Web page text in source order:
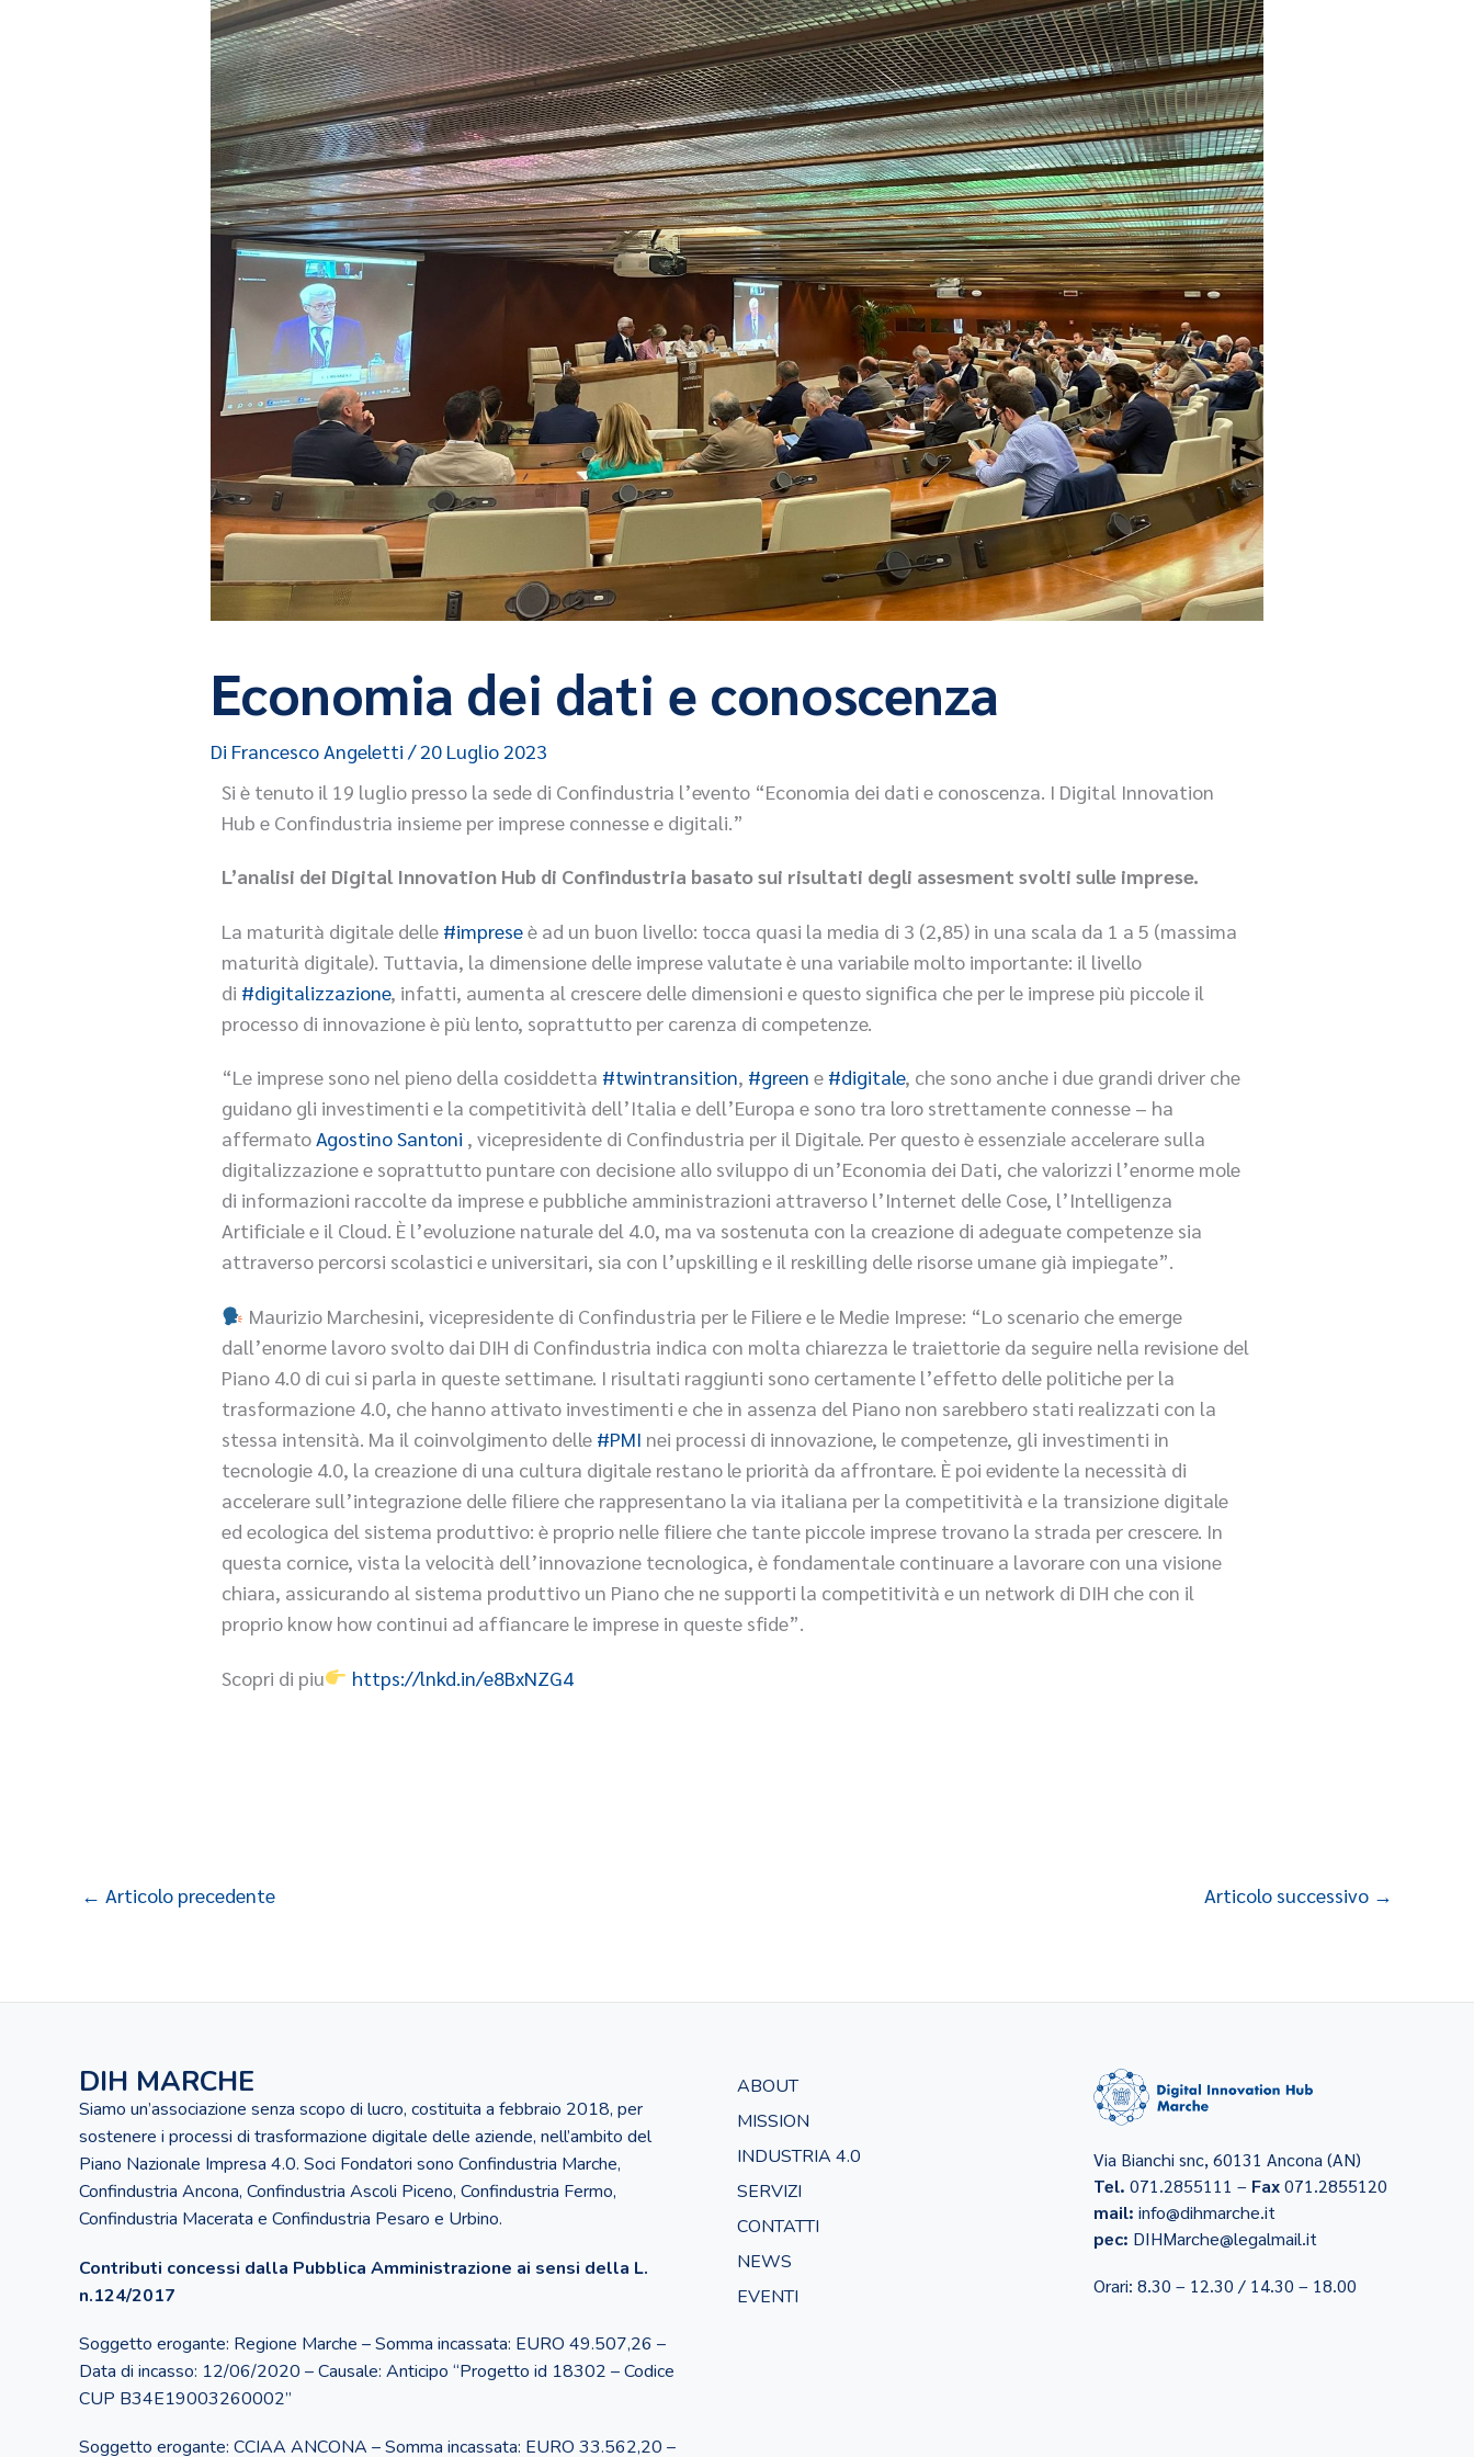
Economia dei dati e conoscenza
Di Francesco Angeletti/20 Luglio 2023
Si è tenuto il 19 luglio presso la sede di Confindustria l’evento “Economia dei dati e conoscenza. I Digital Innovation
Hub e Confindustria insieme per imprese connesse e digitali.”
L’analisi dei Digital Innovation Hub di Confindustria basato sui risultati degli assesment svolti sulle imprese.
La maturità digitale delle #impreseè ad un buon livello: tocca quasi la media di 3 (2,85) in una scala da 1 a 5 (massima
maturità digitale). Tuttavia, la dimensione delle imprese valutate è una variabile molto importante: il livello
di #digitalizzazione, infatti, aumenta al crescere delle dimensioni e questo significa che per le imprese più piccole il
processo di innovazione è più lento, soprattutto per carenza di competenze.
“Le imprese sono nel pieno della cosiddetta #twintransition, #green e #digitale, che sono anche i due grandi driver che
guidano gli investimenti e la competitività dell’Italia e dell’Europa e sono tra loro strettamente connesse – ha
affermatoAgostino Santoni , vicepresidente di Confindustria per il Digitale. Per questo è essenziale accelerare sulla
digitalizzazione e soprattutto puntare con decisione allo sviluppo di un’Economia dei Dati, che valorizzi l’enorme mole
di informazioni raccolte da imprese e pubbliche amministrazioni attraverso l’Internet delle Cose, l’Intelligenza
Artificiale e il Cloud. È l’evoluzione naturale del 4.0, ma va sostenuta con la creazione di adeguate competenze sia
attraverso percorsi scolastici e universitari, sia con l’upskilling e il reskilling delle risorse umane già impiegate”.
Maurizio Marchesini, vicepresidente di Confindustria per le Filiere e le Medie Imprese: “Lo scenario che emerge
dall’enorme lavoro svolto dai DIH di Confindustria indica con molta chiarezza le traiettorie da seguire nella revisione del
Piano 4.0 di cui si parla in queste settimane. I risultati raggiunti sono certamente l’effetto delle politiche per la
trasformazione 4.0, che hanno attivato investimenti e che in assenza del Piano non sarebbero stati realizzati con la
stessa intensità. Ma il coinvolgimento delle #PMI nei processi di innovazione, le competenze, gli investimenti in
tecnologie 4.0, la creazione di una cultura digitale restano le priorità da affrontare. È poi evidente la necessità di
accelerare sull’integrazione delle filiere che rappresentano la via italiana per la competitività e la transizione digitale
ed ecologica del sistema produttivo: è proprio nelle filiere che tante piccole imprese trovano la strada per crescere. In
questa cornice, vista la velocità dell’innovazione tecnologica, è fondamentale continuare a lavorare con una visione
chiara, assicurando al sistema produttivo un Piano che ne supporti la competitività e un network di DIH che con il
proprio know how continui ad affiancare le imprese in queste sfide”.
Scopri di piu https://lnkd.in/e8BxNZG4
← Articolo precedente Articolo successivo →
DIH MARCHE
Siamo un’associazione senza scopo di lucro, costituita a febbraio 2018, per
sostenere i processi di trasformazione digitale delle aziende, nell’ambito del
Piano Nazionale Impresa 4.0. Soci Fondatori sono Confindustria Marche,
Confindustria Ancona, Confindustria Ascoli Piceno, Confindustria Fermo,
Confindustria Macerata e Confindustria Pesaro e Urbino.
Contributi concessi dalla Pubblica Amministrazione ai sensi della L.
n.124/2017
Soggetto erogante: Regione Marche – Somma incassata: EURO 49.507,26 –
Data di incasso: 12/06/2020 – Causale: Anticipo “Progetto id 18302 – Codice
CUP B34E19003260002”
Soggetto erogante: CCIAA ANCONA – Somma incassata: EURO 33.562,20 –
ABOUT
MISSION
INDUSTRIA 4.0
SERVIZI
CONTATTI
NEWS
EVENTI
Via Bianchi snc, 60131 Ancona (AN)
Tel. 071.2855111 – Fax071.2855120
mail: info@dihmarche.it
pec: DIHMarche@legalmail.it
Orari: 8.30 – 12.30 / 14.30 – 18.00